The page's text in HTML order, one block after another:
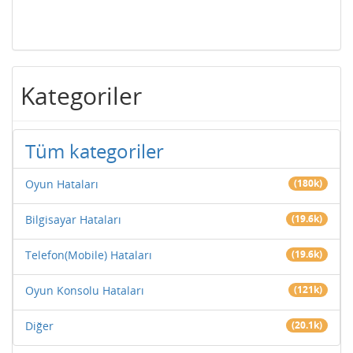
Kategoriler
Tüm kategoriler
Oyun Hataları (180k)
Bilgisayar Hataları (19.6k)
Telefon(Mobile) Hataları (19.6k)
Oyun Konsolu Hataları (121k)
Diğer (20.1k)